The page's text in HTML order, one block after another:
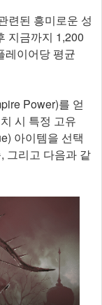
련된 흥미로운 성
지금까지 1,200
레이어당 평균
Power)를 얻
시 특정 고유
아이템을 선택
그리고 다음과 같